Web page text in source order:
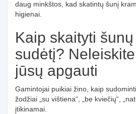
daug minkštos, kad skatintų šunį
higienai.
Kaip skaityti
sudėtį?
jūsų apgauti
Gamintojai puikiai žino, kaip
žodžiai „su vištiena“, „be kviečių“,
įtikinamai.